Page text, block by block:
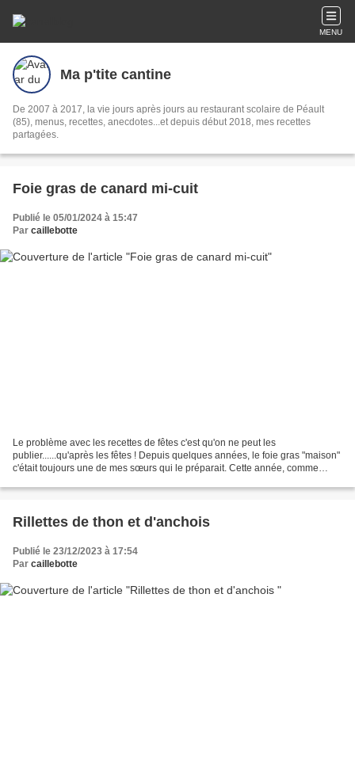
MENU
Ma p'tite cantine
De 2007 à 2017, la vie jours après jours au restaurant scolaire de Péault
(85), menus, recettes, anecdotes...et depuis début 2018, mes recettes
partagées.
Foie gras de canard mi-cuit
Publié le 05/01/2024 à 15:47
Par caillebotte
Le problème avec les recettes de fêtes c'est qu'on ne peut les
publier......qu'après les fêtes ! Depuis quelques années, le foie gras "maison"
c'était toujours une de mes sœurs qui le préparait. Cette année, comme
Rillettes de thon et d'anchois
Publié le 23/12/2023 à 17:54
Par caillebotte